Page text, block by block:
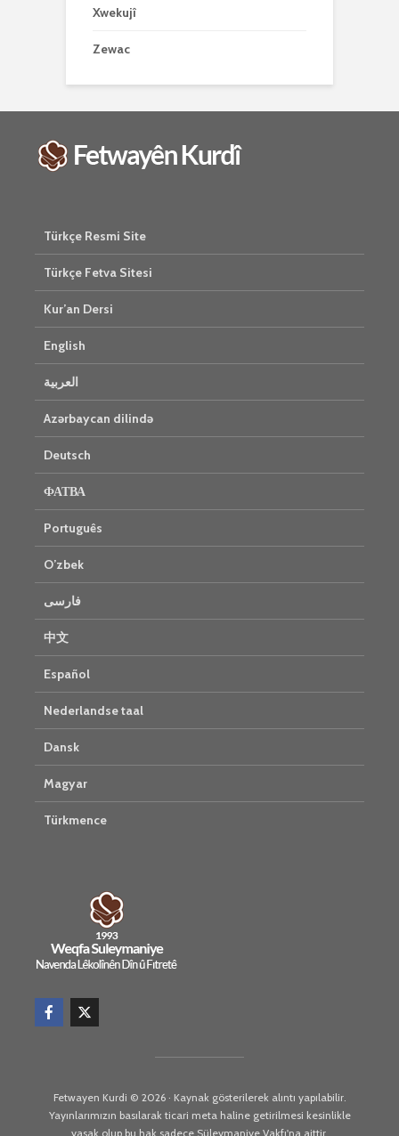
Xwekujî
Zewac
Türkçe Resmi Site
Türkçe Fetva Sitesi
Kur’an Dersi
English
العربية
Azərbaycan dilində
Deutsch
ФАТВА
Português
O’zbek
فارسی
中文
Español
Nederlandse taal
Dansk
Magyar
Türkmence
Fetwayen Kurdi © 2026 · Kaynak gösterilerek alıntı yapılabilir.
Yayınlarımızın basılarak ticari meta haline getirilmesi kesinlikle
yasak olup bu hak sadece Süleymaniye Vakfı'na aittir.